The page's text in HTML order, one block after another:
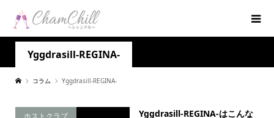
Yggdrasill-REGINA-
コラム Yggdrasill-REGINA-
ホストクラブ
Yggdrasill-REGINA-はこんな